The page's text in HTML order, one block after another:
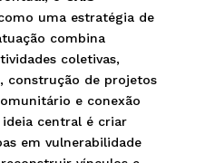
uma estratégia de
combina
coletivas,
construção de projetos
e conexão
central é criar
em vulnerabilidade